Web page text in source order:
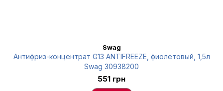
Swag
Антифриз-концентрат G13 ANTIFREEZE, фиолетовый, 1,5л
Swag 30938200
551 грн